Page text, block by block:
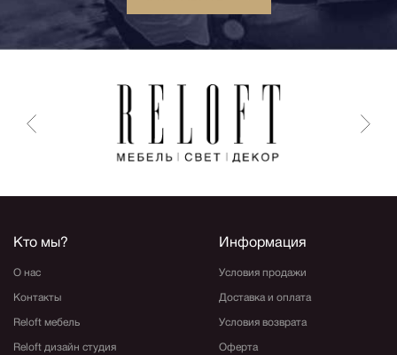
Кто мы?
О нас
Контакты
Reloft мебель
Reloft дизайн студия
Информация
Условия продажи
Доставка и оплата
Условия возврата
Оферта